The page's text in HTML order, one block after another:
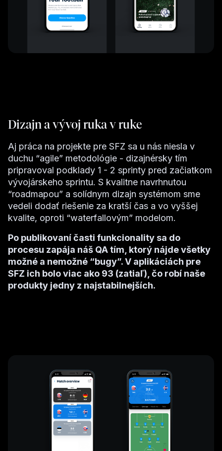
Dizajn a vývoj ruka v ruke
Aj práca na projekte pre SFZ sa u nás niesla v
duchu “agile” metodológie - dizajnérsky tím
pripravoval podklady 1 - 2 sprinty pred začiatkom
vývojárskeho sprintu. S kvalitne navrhnutou
“roadmapou” a solídnym dizajn systémom sme
vedeli dodať riešenie za kratší čas a vo vyššej
kvalite, oproti “waterfallovým” modelom.
Po publikovaní časti funkcionality sa do
procesu zapája náš QA tím, ktorý nájde všetky
možné a nemožné “bugy”. V aplikáciách pre
SFZ ich bolo viac ako 93 (zatiaľ), čo robí naše
produkty jedny z najstabilnejších.